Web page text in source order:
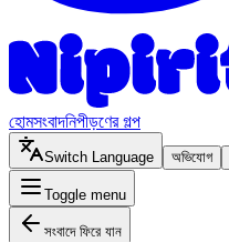
হোমসংবাদনিপীড়ণের গল্প
Switch Language অভিযোগ
Toggle menu
সংবাদে ফিরে যান